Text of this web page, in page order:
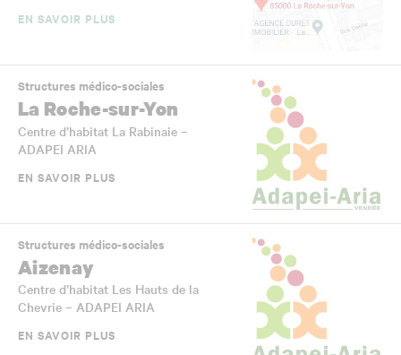
EN SAVOIR PLUS
Structures médico-sociales
La Roche-sur-Yon
Centre d’habitat La Rabinaie –
ADAPEI ARIA
EN SAVOIR PLUS
Structures médico-sociales
Aizenay
Centre d’habitat Les Hauts de la
Chevrie – ADAPEI ARIA
EN SAVOIR PLUS